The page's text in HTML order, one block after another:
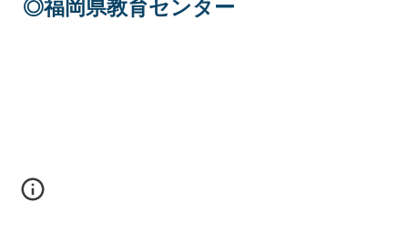
◎福岡県教育センター